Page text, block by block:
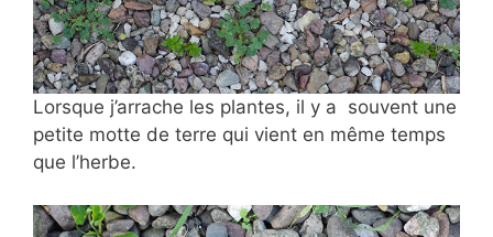
Lorsque j’arrache les plantes, il y a souvent une
petite motte de terre qui vient en même temps
que l’herbe.